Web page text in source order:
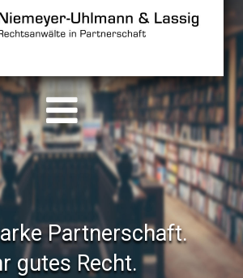
Partnerschaft.
gutes Recht.